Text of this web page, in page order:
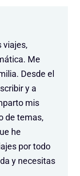
viajes,
Me
Desde el
y a
mis
de temas,
he
por todo
y necesitas